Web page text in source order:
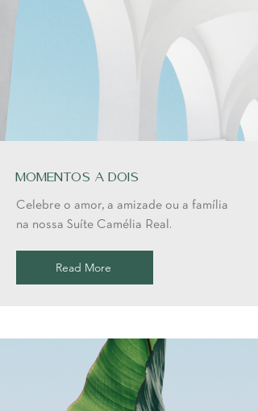
Momentos a Dois
Celebre o amor, a amizade ou a família
na nossa Suíte Camélia Real.
Read More